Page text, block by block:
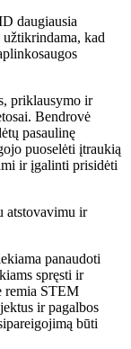
daugiausia
kad
priklausymo ir
Bendrovė
pasaulinę
puoselėti įtraukią
ir įgalinti prisidėti
atstovavimu ir
panaudoti
spręsti ir
remia STEM
ir pagalbos
būti